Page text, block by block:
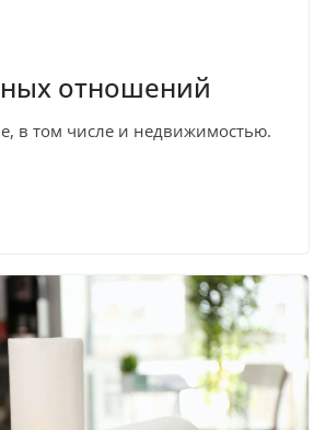
отношений
в том числе и недвижимостью.